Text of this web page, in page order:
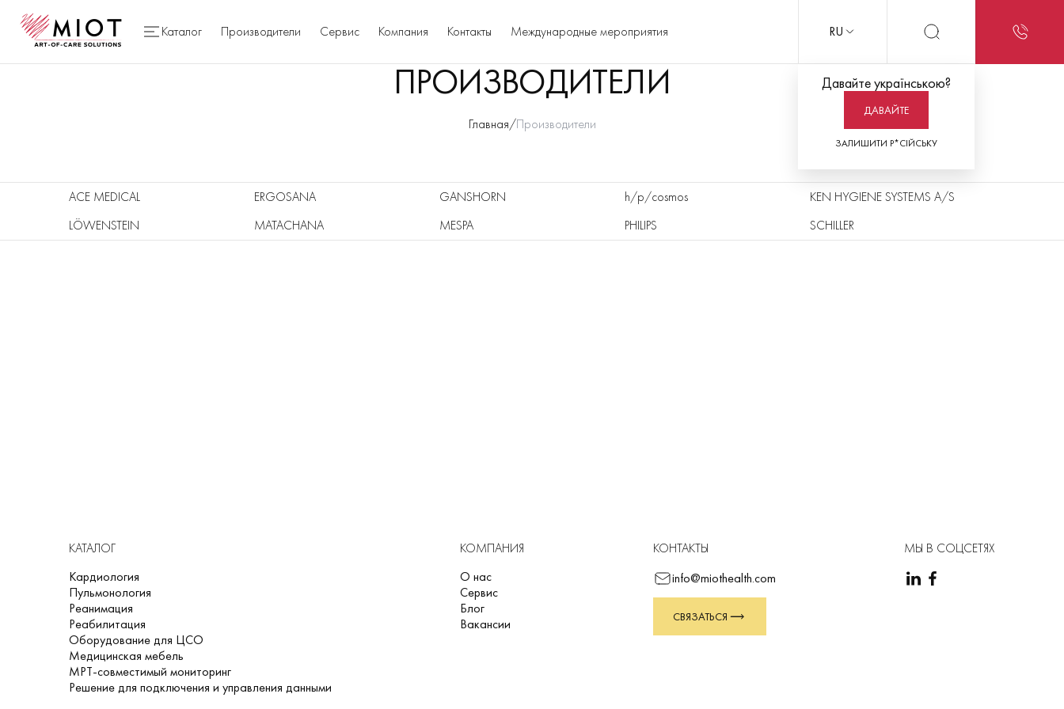
Каталог Производители Сервис Компания Контакты Международные мероприятия RU
Давайте українською?
ДАВАЙТЕ
ЗАЛИШИТИ Р*СІЙСЬКУ
ПРОИЗВОДИТЕЛИ
Главная/Производители
ACE MEDICAL ERGOSANA GANSHORN h/p/cosmos
KEN HYGIENE SYSTEMS A/S
LÖWENSTEIN
MATACHANA MESPA PHILIPS SCHILLER
КАТАЛОГ
Кардиология
Пульмонология
Реанимация
Реабилитация
Оборудование для ЦСО
Медицинская мебель
МРТ-совместимый мониторинг
Решение для подключения и управления данными
КОМПАНИЯ
О нас
Сервис
Блог
Вакансии
КОНТАКТЫ
info@miothealth.com
СВЯЗАТЬСЯ
МЫ В СОЦСЕТЯХ